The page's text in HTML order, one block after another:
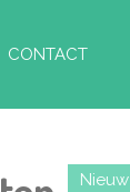
CONTACT
Nieuw